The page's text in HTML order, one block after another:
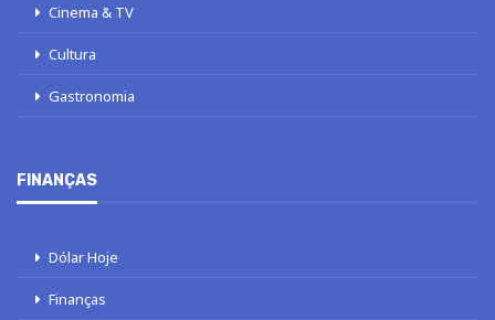
Cinema & TV
Cultura
Gastronomia
FINANÇAS
Dólar Hoje
Finanças